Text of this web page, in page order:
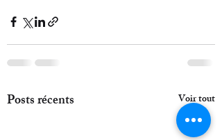
Posts récents Voir tout